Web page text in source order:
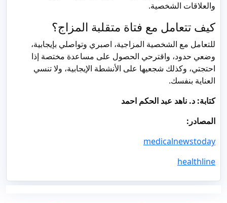
والعلاقات الشخصية.
كيف تتعامل مع فتاة متقلبة المزاج؟
للتعامل مع الشخصية المزاجية، اصبري وتواصلي بإيجابية،
وضعي حدود، واقترحي الحصول على مساعدة مختصة إذا
احتجتي، وكذلك شجعيها على الأنشطة الإيجابية، ولا تنسي
العناية بنفسك.
كتابة: د. ناهد عبد الحكم احمد
المصادر:
medicalnewstoday
healthline